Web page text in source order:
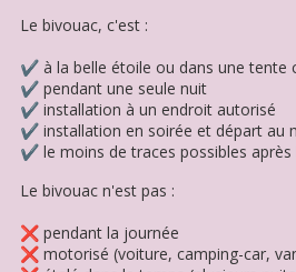
Le bivouac, c'est :
✔️ à la belle étoile ou dans une tente
✔️ pendant une seule nuit
✔️ installation à un endroit autorisé
✔️ installation en soirée et départ au
✔️ le moins de traces possibles après
Le bivouac n'est pas :
❌ pendant la journée
❌ motorisé (voiture, camping-car,